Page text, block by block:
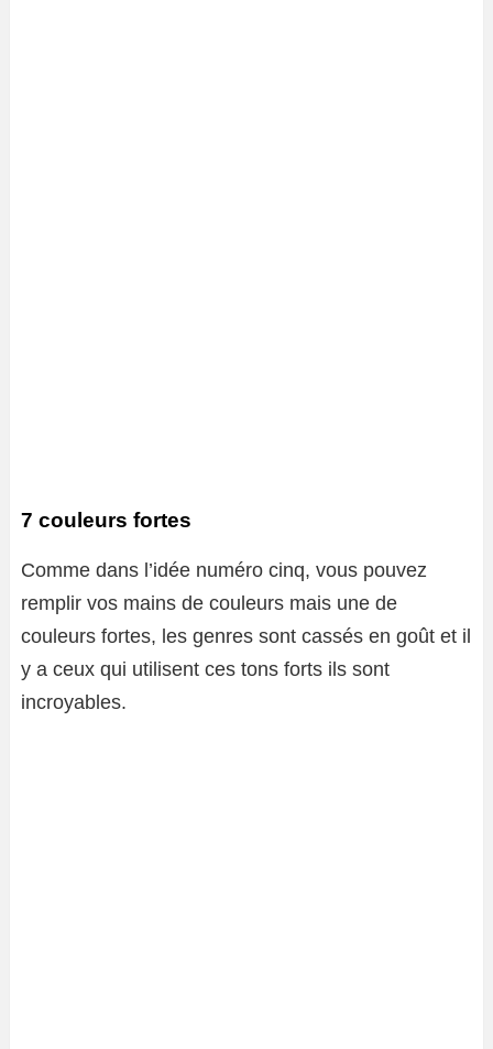
7 couleurs fortes
Comme dans l’idée numéro cinq, vous pouvez
remplir vos mains de couleurs mais une de
couleurs fortes, les genres sont cassés en goût et il
y a ceux qui utilisent ces tons forts ils sont
incroyables.